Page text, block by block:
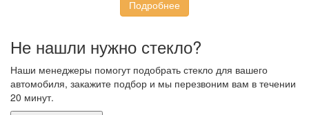
Подробнее
Не нашли нужно стекло?
Наши менеджеры помогут подобрать стекло для вашего
автомобиля, закажите подбор и мы перезвоним вам в течении
20 минут.